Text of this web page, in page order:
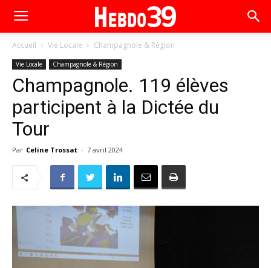
Accueil Vie Locale Champagnole & Région
Vie Locale Champagnole & Région
Champagnole. 119 élèves
participent à la Dictée du
Tour
Par Celine Trossat - 7 avril 2024